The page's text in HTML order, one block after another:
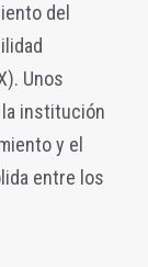
del
Unos
institución
y el
entre los